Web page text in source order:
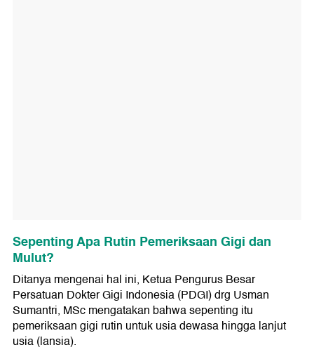
Sepenting Apa Rutin Pemeriksaan Gigi dan
Mulut?
Ditanya mengenai hal ini, Ketua Pengurus Besar
Persatuan Dokter Gigi Indonesia (PDGI) drg Usman
Sumantri, MSc mengatakan bahwa sepenting itu
pemeriksaan gigi rutin untuk usia dewasa hingga lanjut
usia (lansia).